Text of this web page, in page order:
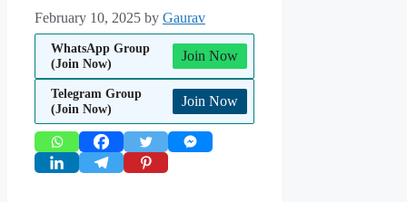
February 10, 2025 by Gaurav
WhatsApp Group
(Join Now)
Join Now
Telegram Group
(Join Now)
Join Now